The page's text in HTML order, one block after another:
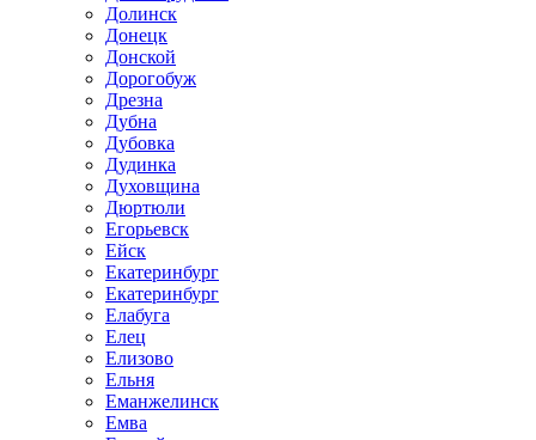
Долинск
Донецк
Донской
Дорогобуж
Дрезна
Дубна
Дубовка
Дудинка
Духовщина
Дюртюли
Егорьевск
Ейск
Екатеринбург
Екатеринбург
Елабуга
Елец
Елизово
Ельня
Еманжелинск
Емва